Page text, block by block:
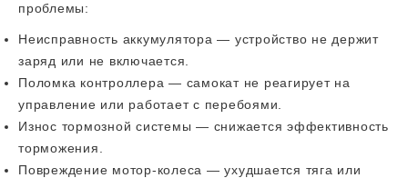
проблемы:
Неисправность аккумулятора — устройство не держит
заряд или не включается.
Поломка контроллера — самокат не реагирует на
управление или работает с перебоями.
Износ тормозной системы — снижается эффективность
торможения.
Повреждение мотор-колеса — ухудшается тяга или